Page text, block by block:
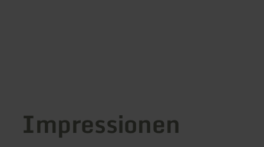
Impressionen